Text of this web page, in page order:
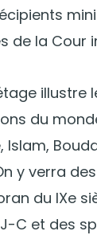
de la Cour
illustre
du
Islam,
y verra
du IXe
J-C et des